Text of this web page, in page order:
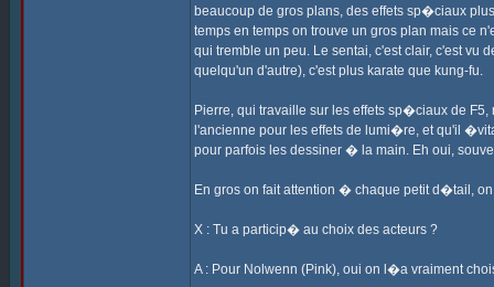
beaucoup de gros plans, des effets sp�ciaux
temps en temps on trouve un gros plan mais ce
qui tremble un peu. Le sentai, c'est clair, c'est
quelqu'un d'autre), c'est plus karate que kung-fu.
Pierre, qui travaille sur les effets sp�ciaux de
l'ancienne pour les effets de lumi�re, et qu'il
pour parfois les dessiner � la main. Eh oui,
En gros on fait attention � chaque petit d�tail,
X : Tu a particip� au choix des acteurs ?
A : Pour Nolwenn (Pink), oui on l�a vraiment